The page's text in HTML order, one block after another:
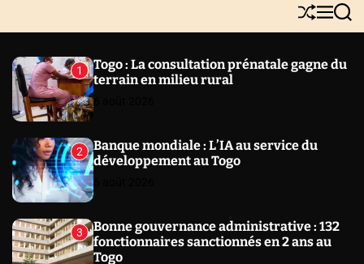
W
S
S
h
l
M
e
S
e
r
c
1
Togo : La consultation prénatale gagne du
terrain en milieu rural
2
Banque mondiale : L’IA au service du
développement au Togo
3
Bonne gouvernance administrative : 132
fonctionnaires sanctionnés en 2 ans au
Togo